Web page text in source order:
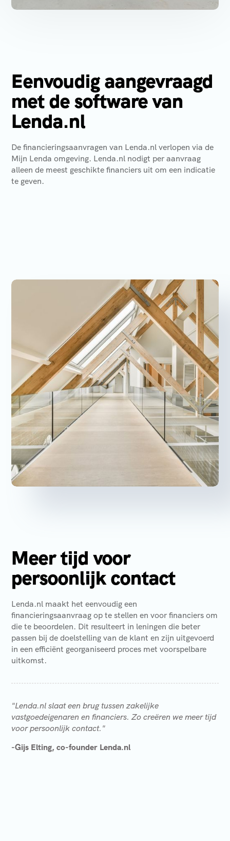
Eenvoudig aangevraagd
met de software van
Lenda.nl
De financieringsaanvragen van Lenda.nl verlopen via de
Mijn Lenda omgeving. Lenda.nl nodigt per aanvraag
alleen de meest geschikte financiers uit om een indicatie
te geven.
Meer tijd voor
persoonlijk contact
Lenda.nl maakt het eenvoudig een
financieringsaanvraag op te stellen en voor financiers om
die te beoordelen. Dit resulteert in leningen die beter
passen bij de doelstelling van de klant en zijn uitgevoerd
in een efficiënt georganiseerd proces met voorspelbare
uitkomst.
"Lenda.nl slaat een brug tussen zakelijke
vastgoedeigenaren en financiers. Zo creëren we meer tijd
voor persoonlijk contact."
-Gijs Elting, co-founder Lenda.nl